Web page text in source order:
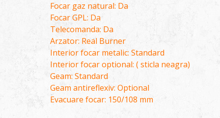
Focar gaz natural: Da
Focar GPL: Da
Telecomanda: Da
Arzator: Real Burner
Interior focar metalic: Standard
Interior focar optional: ( sticla neagra)
Geam: Standard
Geam antireflexiv: Optional
Evacuare focar: 150/108 mm